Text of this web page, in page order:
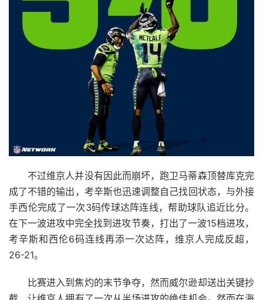
不过维京人并没有因此而崩坏，跑卫马蒂森顶替库克完
成了不错的输出，考辛斯也迅速调整自己找回状态，与外接
手西伦完成了一次3码传球达阵连线，帮助球队追近比分。
在下一波进攻中完全找到进攻节奏，打出了一波15档进攻，
考辛斯和西伦6码连线再添一次达阵，维京人完成反超，
26-21。
比赛进入到焦灼的末节争夺，然而威尔逊却送出关键抄